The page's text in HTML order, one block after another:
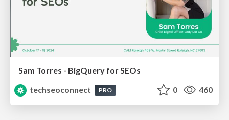
Sam Torres - BigQuery for SEOs
techseoconnect
PRO 0 460